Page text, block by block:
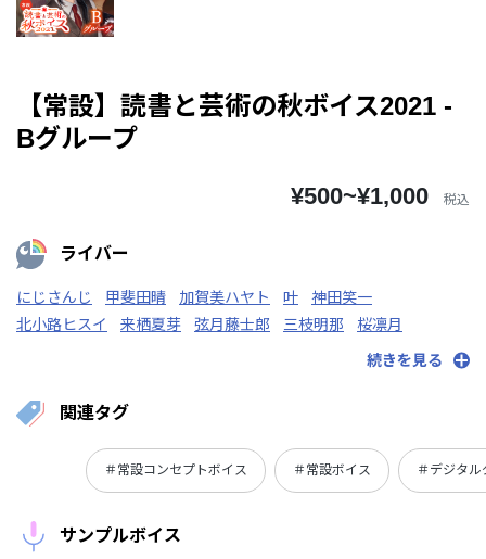
【常設】読書と芸術の秋ボイス2021 -
Bグループ
¥500~¥1,000 税込
ライバー
にじさんじ 甲斐田晴 加賀美ハヤト 叶
神田笑一
北小路ヒスイ
来栖夏芽 弦月藤士郎 三枝明那
桜凛月
シスター・クレア
続きを見る
関連タグ
＃常設コンセプトボイス ＃常設ボイス ＃デジタル
サンプルボイス